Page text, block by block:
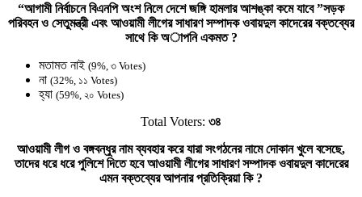
“আগামী নির্বাচনে বিএনপি অংশ নিলে দেশে জঙ্গি হামলার আশঙ্কা কমে যাবে ”সড়ক
পরিবহন ও সেতুমন্ত্রী এবং আওয়ামী লীগের সাধারণ সম্পাদক ওবায়দুল কাদেরের বক্তব্যের
সাথে কি অাপনি একমত ?
মতামত নাই (9%, ৩ Votes)
না (32%, ১১ Votes)
হ্যা (59%, ২০ Votes)
Total Voters: ৩৪
আওয়ামী লীগ ও বঙ্গবন্ধুর নাম ব্যবহার করে যারা সংগঠনের নামে দোকান খুলে বসেছে,
তাদের ধরে ধরে পুলিশে দিতে হবে আওয়ামী লীগের সাধারণ সম্পাদক ওবায়দুল কাদেরের
এমন বক্তব্যের আপনার প্রতিক্রিয়া কি ?